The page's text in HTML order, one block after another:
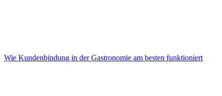
Wie Kundenbindung in der Gastronomie am besten funktioniert